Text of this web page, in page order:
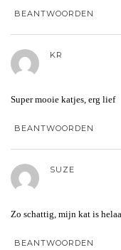
BEANTWOORDEN
KR
Super mooie katjes, erg lief
BEANTWOORDEN
SUZE
Zo schattig, mijn kat is
BEANTWOORDEN